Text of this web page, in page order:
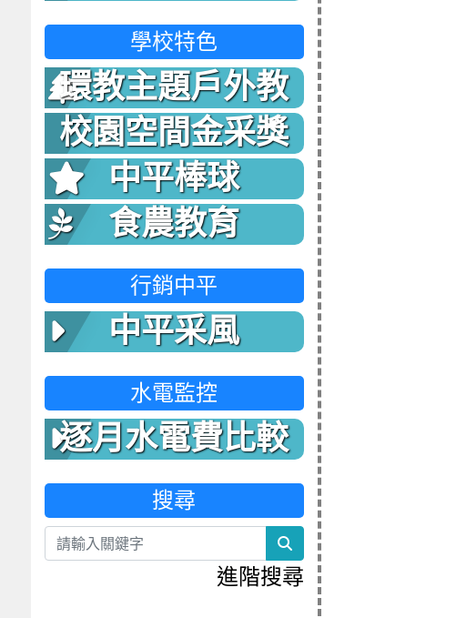
學校特色
環教主題戶外教
室
校園空間金采獎
中平棒球
食農教育
行銷中平
中平采風
水電監控
逐月水電費比較
表
搜尋
search
進階搜尋